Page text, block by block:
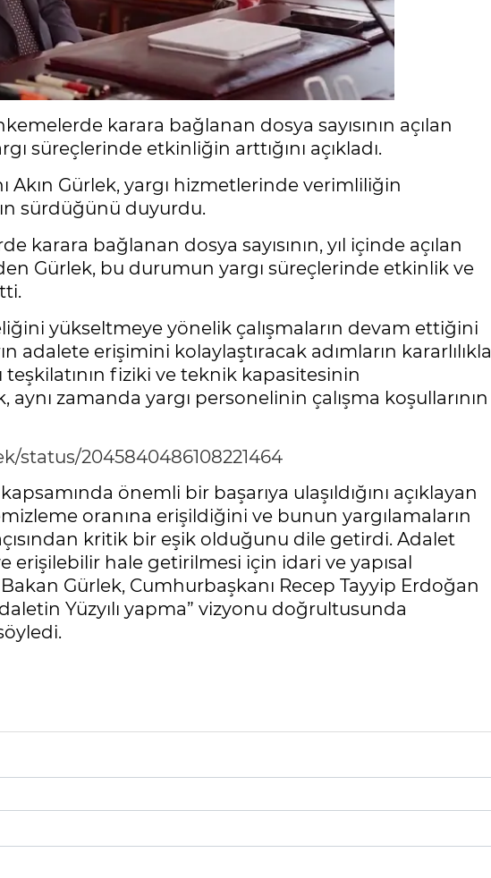
karara bağlanan dosya sayısının açılan
süreçlerinde etkinliğin arttığını açıkladı.
Akın Gürlek, yargı hizmetlerinde verimliliğin
sürdüğünü duyurdu.
karara bağlanan dosya sayısının, yıl içinde açılan
Gürlek, bu durumun yargı süreçlerinde etkinlik ve
yükseltmeye yönelik çalışmaların devam ettiğini
adalete erişimini kolaylaştıracak adımların kararlılıkla
fiziki ve teknik kapasitesinin
zamanda yargı personelinin çalışma koşullarının
2045840486108221464
önemli bir başarıya ulaşıldığını açıklayan
oranına erişildiğini ve bunun yargılamaların
kritik bir eşik olduğunu dile getirdi. Adalet
erişilebilir hale getirilmesi için idari ve yapısal
Gürlek, Cumhurbaşkanı Recep Tayyip Erdoğan
Yüzyılı yapma” vizyonu doğrultusunda